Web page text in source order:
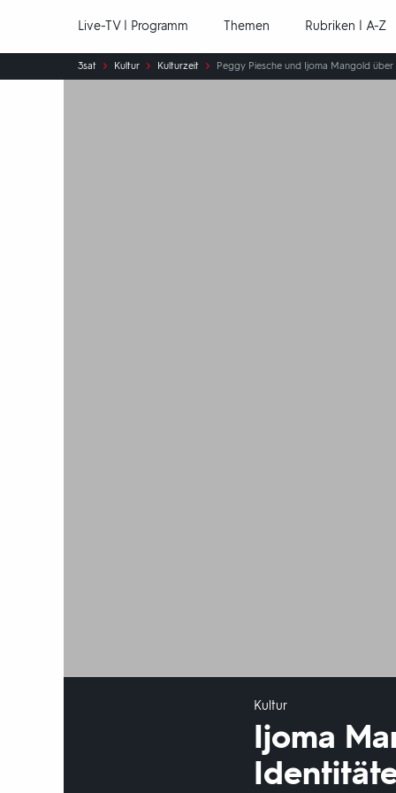
Live-TV | Programm Themen Rubriken | A-Z
Sie
sind
3sat Kultur Kulturzeit Peggy Piesche und Ijoma Mangold über
Kultur
Ijoma